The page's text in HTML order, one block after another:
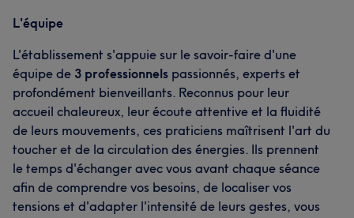
L'équipe
L'établissement s'appuie sur le savoir-faire d'une
équipe de 3 professionnels passionnés, experts et
profondément bienveillants. Reconnus pour leur
accueil chaleureux, leur écoute attentive et la fluidité
de leurs mouvements, ces praticiens maîtrisent l'art du
toucher et de la circulation des énergies. Ils prennent
le temps d'échanger avec vous avant chaque séance
afin de comprendre vos besoins, de localiser vos
tensions et d'adapter l'intensité de leurs gestes, vous